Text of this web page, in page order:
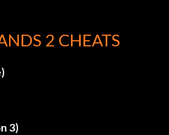
2 CHEATS
3)